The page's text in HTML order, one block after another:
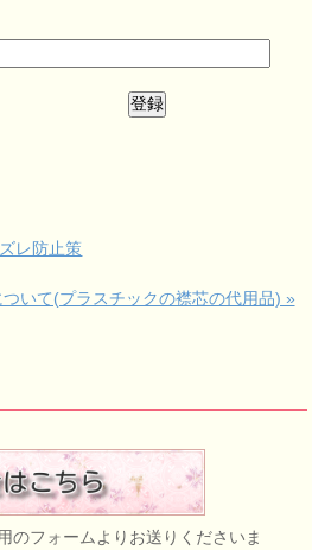
レ防止策
いて(プラスチックの襟芯の代用品) »
のフォームよりお送りくださいま